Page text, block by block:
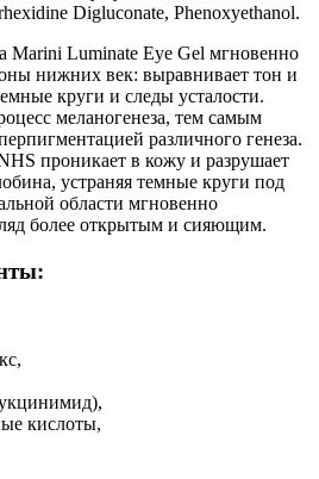
Digluconate, Phenoxyethanol.
Marini Luminate Eye Gel мгновенно
нижних век: выравнивает тон и
круги и следы усталости.
меланогенеза, тем самым
различного генеза.
проникает в кожу и разрушает
устраняя темные круги под
области мгновенно
более открытым и сияющим.
кислоты,